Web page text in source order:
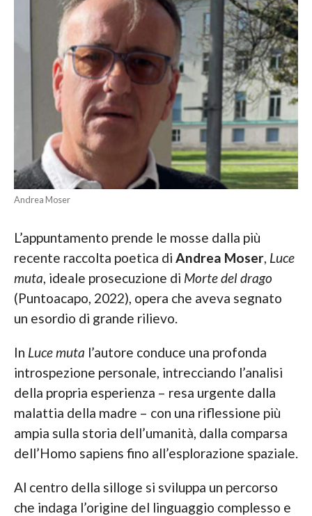
Andrea Moser
L’appuntamento prende le mosse dalla più
recente raccolta poetica di Andrea Moser, Luce
muta , ideale prosecuzione di Morte del drago
(Puntoacapo, 2022), opera che aveva segnato
un esordio di grande rilievo.
In Luce muta l’autore conduce una profonda
introspezione personale, intrecciando l’analisi
della propria esperienza – resa urgente dalla
malattia della madre – con una riflessione più
ampia sulla storia dell’umanità, dalla comparsa
dell’Homo sapiens fino all’esplorazione spaziale.
Al centro della silloge si sviluppa un percorso
che indaga l’origine del linguaggio complesso e